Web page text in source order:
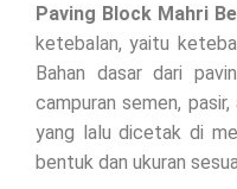
Paving Block Mahri
ketebalan, yaitu
Bahan dasar dari
campuran semen,
yang lalu dicetak di
bentuk dan ukuran